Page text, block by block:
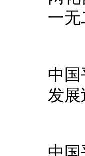
一无
中国
发展